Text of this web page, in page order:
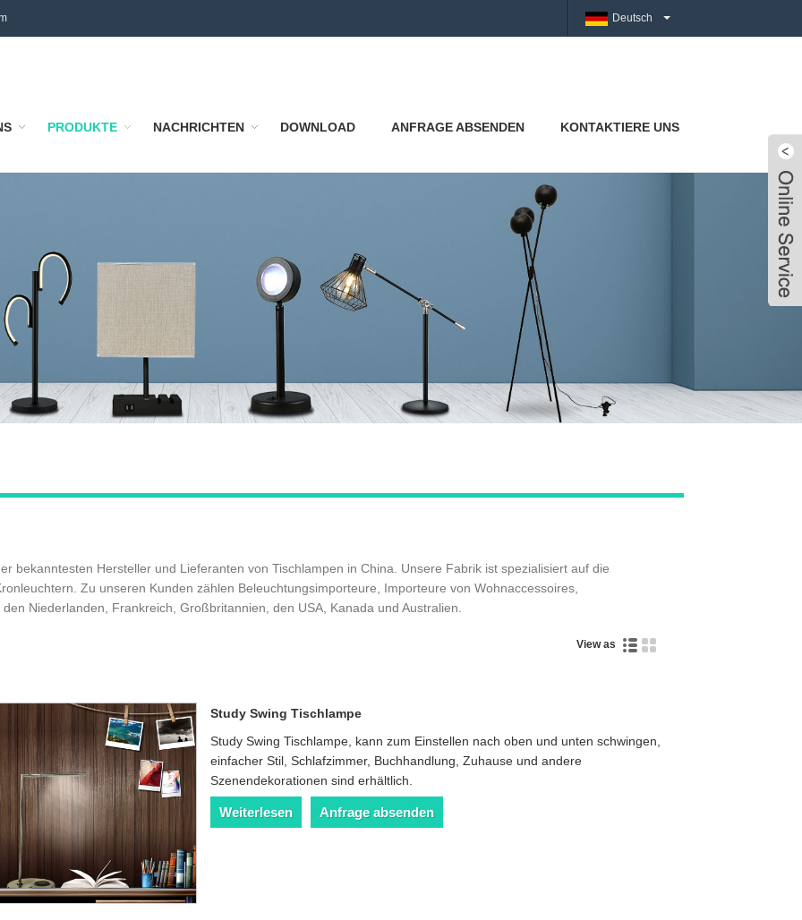
Deutsch
PRODUKTE NACHRICHTEN DOWNLOAD ANFRAGE ABSENDEN KONTAKTIERE UNS
bekanntesten Hersteller und Lieferanten von Tischlampen in China. Unsere Fabrik ist spezialisiert auf die
Zu unseren Kunden zählen Beleuchtungsimporteure, Importeure von Wohnaccessoires,
Niederlanden, Frankreich, Großbritannien, den USA, Kanada und Australien.
View as
Study Swing Tischlampe
Study Swing Tischlampe, kann zum Einstellen nach oben und unten schwingen,
einfacher Stil, Schlafzimmer, Buchhandlung, Zuhause und andere
Szenendekorationen sind erhältlich.
Weiterlesen Anfrage absenden